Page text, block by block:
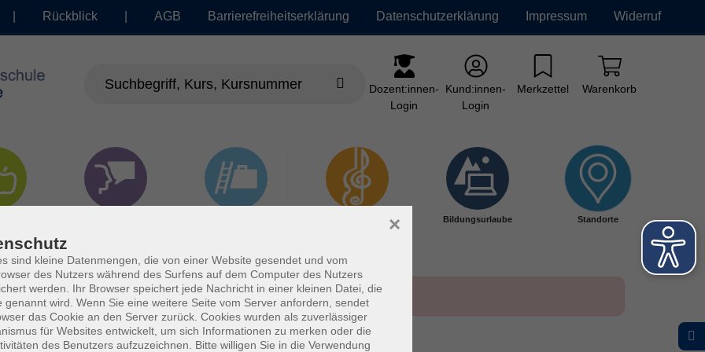
Rückblick AGB Barrierefreiheitserklärung Datenschutzerklärung Impressum Widerruf
Dozent:innen-
Login
Kund:innen-
Login
Merkzettel Warenkorb
Bildungsurlaube Standorte
sind kleine Datenmengen, die von einer Website gesendet und vom
des Nutzers während des Surfens auf dem Computer des Nutzers
werden. Ihr Browser speichert jede Nachricht in einer kleinen Datei, die
genannt wird. Wenn Sie eine weitere Seite vom Server anfordern, sendet
das Cookie an den Server zurück. Cookies wurden als zuverlässiger
für Websites entwickelt, um sich Informationen zu merken oder die
des Benutzers aufzuzeichnen. Bitte willigen Sie in die Verwendung
×